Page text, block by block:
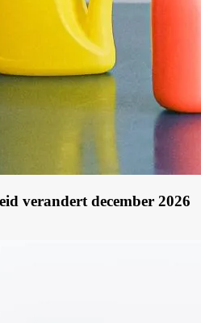
verandert december 2026